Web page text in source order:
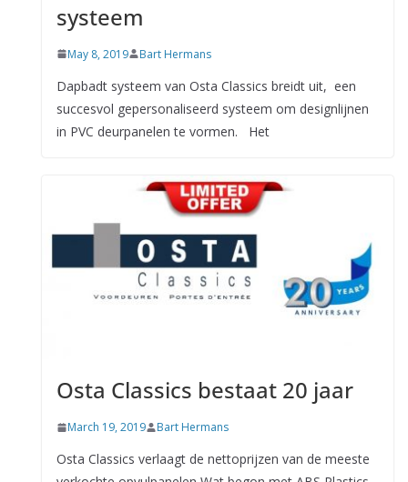
systeem
May 8, 2019 Bart Hermans
Dapbadt systeem van Osta Classics breidt uit, een
succesvol gepersonaliseerd systeem om designlijnen
in PVC deurpanelen te vormen. Het
Osta Classics bestaat 20 jaar
March 19, 2019 Bart Hermans
Osta Classics verlaagt de nettoprijzen van de meeste